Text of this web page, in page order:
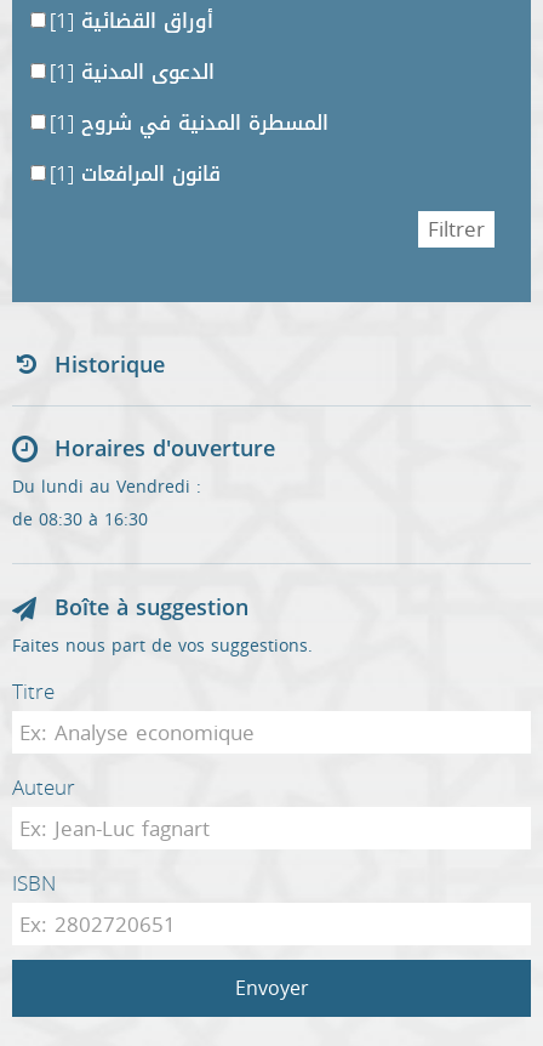
أوراق القضائية [1]
الدعوى المدنية [1]
المسطرة المدنية في شروح [1]
قانون المرافعات [1]
Historique
Horaires d'ouverture
Du lundi au Vendredi :
de 08:30 à 16:30
Boîte à suggestion
Faites nous part de vos suggestions.
Titre
Auteur
ISBN
Envoyer